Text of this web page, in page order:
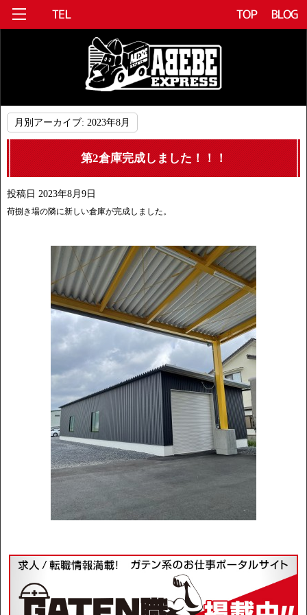
月別アーカイブ: 2023年8月
第2倉庫完成しました！！！
投稿日 2023年8月9日
荷捌き場の隣に新しい倉庫が完成しました。